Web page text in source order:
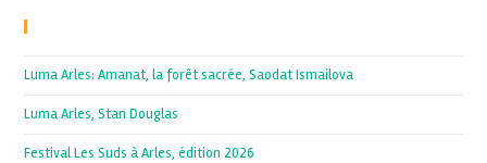
Luma Arles: Amanat, la forêt sacrée, Saodat Ismailova
Luma Arles, Stan Douglas
Festival Les Suds à Arles, édition 2026